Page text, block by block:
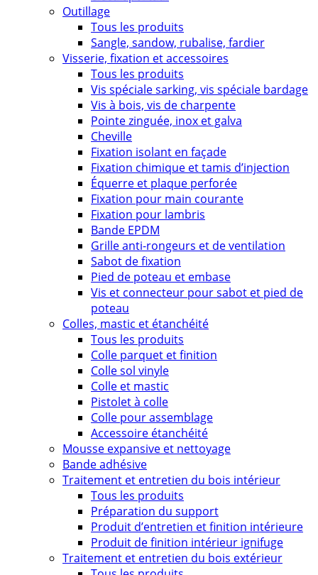
Outillage
Tous les produits
Sangle, sandow, rubalise, fardier
Visserie, fixation et accessoires
Tous les produits
Vis spéciale sarking, vis spéciale bardage
Vis à bois, vis de charpente
Pointe zinguée, inox et galva
Cheville
Fixation isolant en façade
Fixation chimique et tamis d’injection
Équerre et plaque perforée
Fixation pour main courante
Fixation pour lambris
Bande EPDM
Grille anti-rongeurs et de ventilation
Sabot de fixation
Pied de poteau et embase
Vis et connecteur pour sabot et pied de
poteau
Colles, mastic et étanchéité
Tous les produits
Colle parquet et finition
Colle sol vinyle
Colle et mastic
Pistolet à colle
Colle pour assemblage
Accessoire étanchéité
Mousse expansive et nettoyage
Bande adhésive
Traitement et entretien du bois intérieur
Tous les produits
Préparation du support
Produit d’entretien et finition intérieure
Produit de finition intérieur ignifuge
Traitement et entretien du bois extérieur